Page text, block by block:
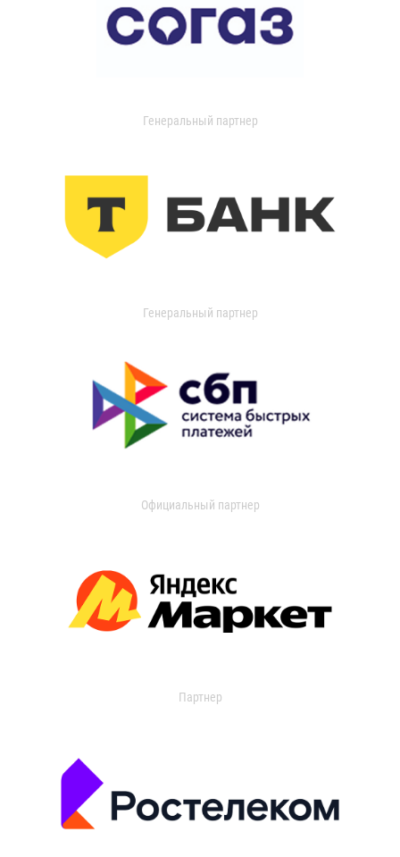
Генеральный партнер
Генеральный партнер
Официальный партнер
Партнер